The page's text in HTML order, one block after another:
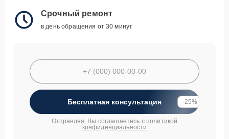
Срочный ремонт
в день обращения от 30 минут
Бесплатная консультация -25%
Отправляя, Вы соглашаетесь с политикой
конфиденциальности